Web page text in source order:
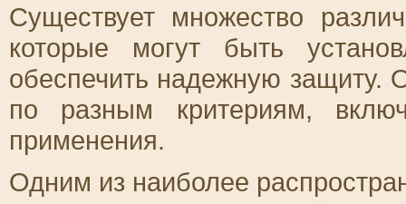
Существует множество
которые могут быть
обеспечить надежную защиту.
по разным критериям,
применения.
Одним из наиболее